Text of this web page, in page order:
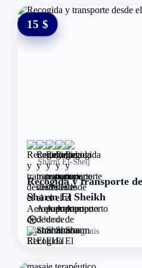
15 $ 0 $
Sharm El-Sheij
Recogida y transporte
Sharm El Sheikh
3 hours
Cancelación gratis